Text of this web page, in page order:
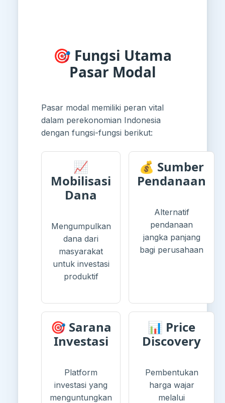
🎯 Fungsi Utama
Pasar Modal
Pasar modal memiliki peran vital
dalam perekonomian Indonesia
dengan fungsi-fungsi berikut:
📈
Mobilisasi
Dana
Mengumpulkan
dana dari
masyarakat
untuk investasi
produktif
💰 Sumber
Pendanaan
Alternatif
pendanaan
jangka panjang
bagi perusahaan
🎯 Sarana
Investasi
Platform
investasi yang
menguntungkan
📊 Price
Discovery
Pembentukan
harga wajar
melalui